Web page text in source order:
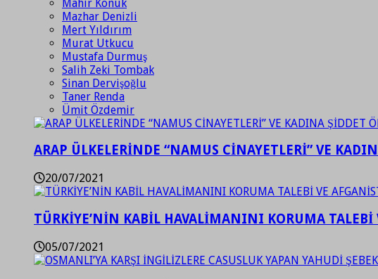
Mahir Konuk
Mazhar Denizli
Mert Yıldırım
Murat Utkucu
Mustafa Durmuş
Salih Zeki Tombak
Sinan Dervişoğlu
Taner Renda
Ümit Özdemir
ARAP ÜLKELERİNDE “NAMUS CİNAYETLERİ” VE
20/07/2021
TÜRKİYE’NİN KABİL HAVALİMANINI KORUMA
05/07/2021